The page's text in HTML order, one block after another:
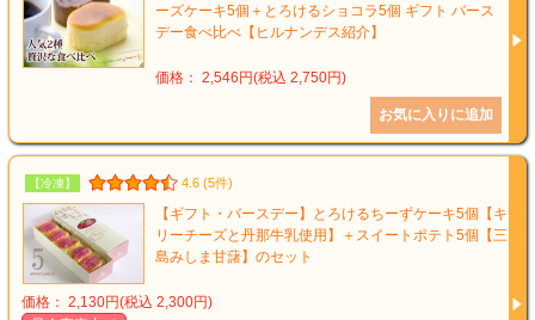
ーズケーキ5個＋とろけるショコラ5個 ギフト バース
デー食べ比べ【ヒルナンデス紹介】
価格： 2,546円(税込 2,750円)
【冷凍】 4.6 (5件)
【ギフト・バースデー】とろけるちーずケーキ5個【キ
リーチーズと丹那牛乳使用】＋スイートポテト5個【三
島みしま甘藷】のセット
価格： 2,130円(税込 2,300円)